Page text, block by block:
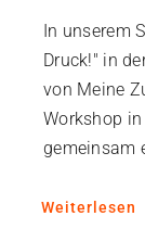
In unserem
Druck!" in
von Meine
Workshop
gemeinsam
Weiterlesen